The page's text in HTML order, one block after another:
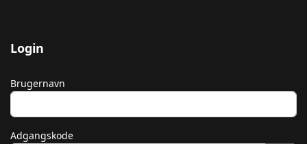
Login
Brugernavn
Adgangskode